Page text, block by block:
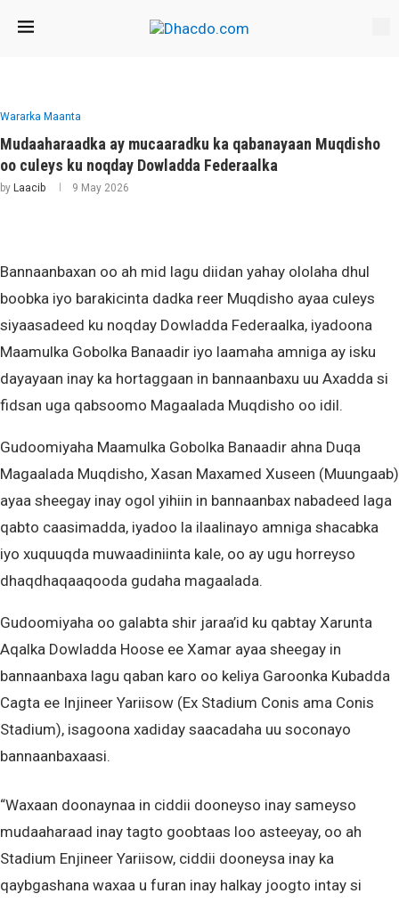
Wararka Maanta
Mudaaharaadka ay mucaaradku ka qabanayaan Muqdisho
oo culeys ku noqday Dowladda Federaalka
by Laacib 9 May 2026
Bannaanbaxan oo ah mid lagu diidan yahay ololaha dhul
boobka iyo barakicinta dadka reer Muqdisho ayaa culeys
siyaasadeed ku noqday Dowladda Federaalka, iyadoona
Maamulka Gobolka Banaadir iyo laamaha amniga ay isku
dayayaan inay ka hortaggaan in bannaanbaxu uu Axadda si
fidsan uga qabsoomo Magaalada Muqdisho oo idil.
Gudoomiyaha Maamulka Gobolka Banaadir ahna Duqa
Magaalada Muqdisho, Xasan Maxamed Xuseen (Muungaab)
ayaa sheegay inay ogol yihiin in bannaanbax nabadeed laga
qabto caasimadda, iyadoo la ilaalinayo amniga shacabka
iyo xuquuqda muwaadiniinta kale, oo ay ugu horreyso
dhaqdhaqaaqooda gudaha magaalada.
Gudoomiyaha oo galabta shir jaraa’id ku qabtay Xarunta
Aqalka Dowladda Hoose ee Xamar ayaa sheegay in
bannaanbaxa lagu qaban karo oo keliya Garoonka Kubadda
Cagta ee Injineer Yariisow (Ex Stadium Conis ama Conis
Stadium), isagoona xadiday saacadaha uu soconayo
bannaanbaxaasi.
“Waxaan doonaynaa in ciddii dooneyso inay sameyso
mudaaharaad inay tagto goobtaas loo asteeyay, oo ah
Stadium Enjineer Yariisow, ciddii dooneysa inay ka
qaybgashana waxaa u furan inay halkay joogto intay si